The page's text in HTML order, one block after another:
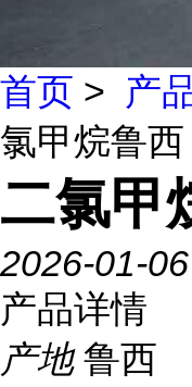
首页 > 产
氯甲烷鲁西
二氯甲
2026-01-06
产品详情
产地 鲁西